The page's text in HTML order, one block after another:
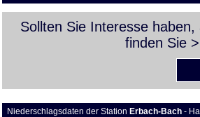
Sollten Sie Interesse
finden Sie >
Niederschlagsdaten der Station Erbach-Bach -